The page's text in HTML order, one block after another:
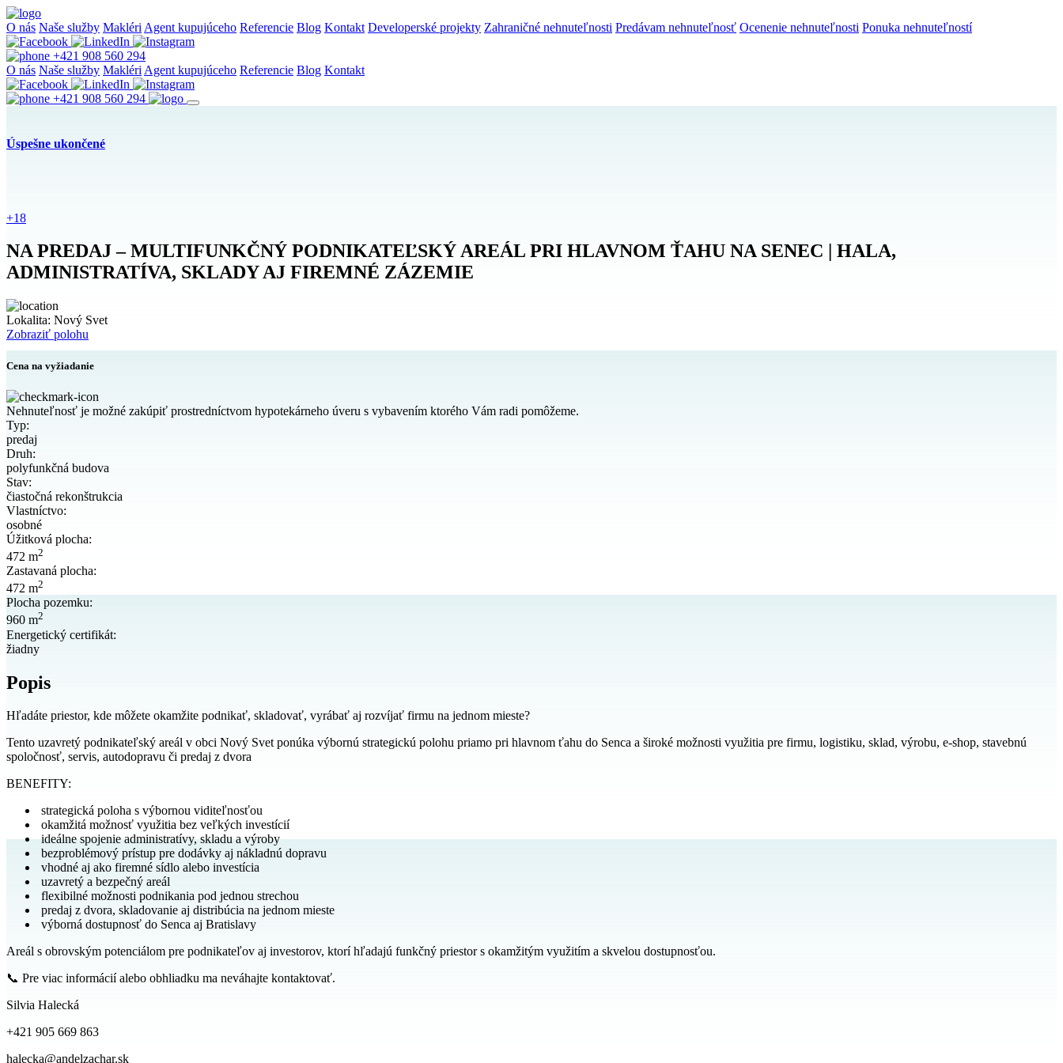
O nás Naše služby Makléri Agent kupujúceho Referencie Blog Kontakt Developerské projekty Zahraničné nehnuteľnosti Predávam nehnuteľnosť Ocenenie nehnuteľnosti Ponuka nehnuteľností
+421 908 560 294
O nás Naše služby Makléri Agent kupujúceho Referencie Blog Kontakt
+421 908 560 294
Úspešne ukončené
+18
NA PREDAJ – MULTIFUNKČNÝ PODNIKATEĽSKÝ AREÁL PRI HLAVNOM ŤAHU NA SENEC | HALA,
ADMINISTRATÍVA, SKLADY AJ FIREMNÉ ZÁZEMIE
Lokalita: Nový Svet
Zobraziť polohu
Cena na vyžiadanie
Nehnuteľnosť je možné zakúpiť prostredníctvom hypotekárneho úveru s vybavením ktorého Vám radi pomôžeme.
Typ:
predaj
Druh:
polyfunkčná budova
Stav:
čiastočná rekonštrukcia
Vlastníctvo:
osobné
Úžitková plocha:
472 m2
Zastavaná plocha:
472 m2
Plocha pozemku:
960 m2
Energetický certifikát:
žiadny
Popis
Hľadáte priestor, kde môžete okamžite podnikať, skladovať, vyrábať aj rozvíjať firmu na jednom mieste?
Tento uzavretý podnikateľský areál v obci Nový Svet ponúka výbornú strategickú polohu priamo pri hlavnom ťahu do Senca a široké možnosti využitia pre firmu, logistiku, sklad, výrobu, e-shop, stavebnú
spoločnosť, servis, autodopravu či predaj z dvora
BENEFITY:
strategická poloha s výbornou viditeľnosťou
okamžitá možnosť využitia bez veľkých investícií
ideálne spojenie administratívy, skladu a výroby
bezproblémový prístup pre dodávky aj nákladnú dopravu
vhodné aj ako firemné sídlo alebo investícia
uzavretý a bezpečný areál
flexibilné možnosti podnikania pod jednou strechou
predaj z dvora, skladovanie aj distribúcia na jednom mieste
výborná dostupnosť do Senca aj Bratislavy
Areál s obrovským potenciálom pre podnikateľov aj investorov, ktorí hľadajú funkčný priestor s okamžitým využitím a skvelou dostupnosťou.
📞 Pre viac informácií alebo obhliadku ma neváhajte kontaktovať.
Silvia Halecká
+421 905 669 863
halecka@andelzachar.sk